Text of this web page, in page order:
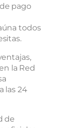
pago
todos
la Red
las 24
de